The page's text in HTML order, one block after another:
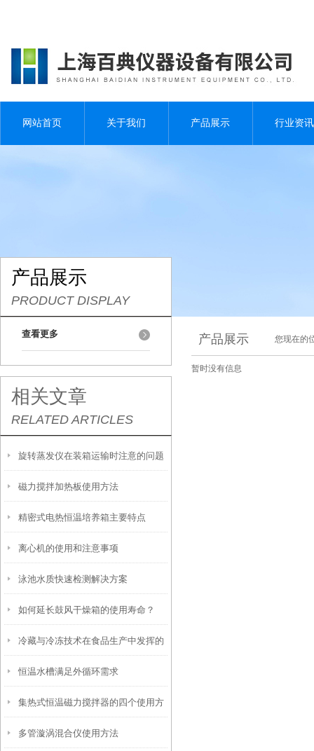
网站首页 关于我们 产品展示 行业资讯
产品展示
PRODUCT DISPLAY
查看更多
相关文章
RELATED ARTICLES
旋转蒸发仪在装箱运输时注意的问题
磁力搅拌加热板使用方法
精密式电热恒温培养箱主要特点
离心机的使用和注意事项
泳池水质快速检测解决方案
如何延长鼓风干燥箱的使用寿命？
冷藏与冷冻技术在食品生产中发挥的
作用很关键
恒温水槽满足外循环需求
集热式恒温磁力搅拌器的四个使用方
法
多管漩涡混合仪使用方法
产品展示 您现在的
暂时没有信息